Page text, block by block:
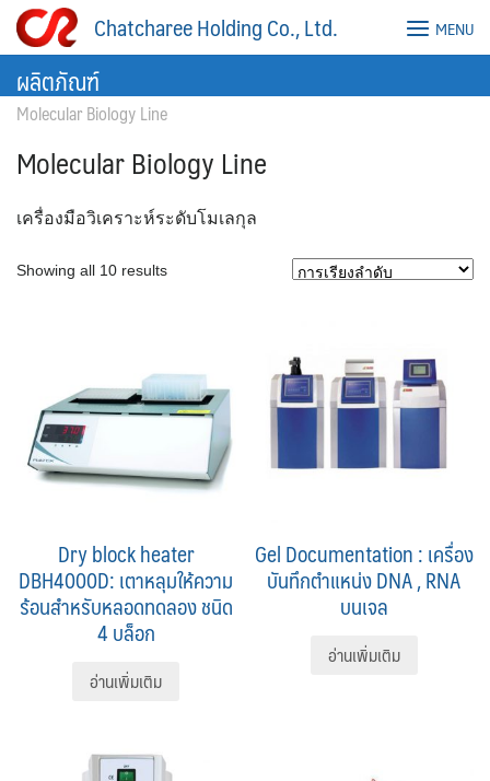
Skip
Chatcharee Holding Co., Ltd. MENU
ผลิตภัณฑ์
Molecular Biology Line
Molecular Biology Line
เครื่องมือวิเคราะห์ระดับโมเลกุล
Showing all 10 results
Dry block heater
DBH4000D: เตาหลุมให้ความ
ร้อนสำหรับหลอดทดลอง ชนิด
4 บล็อก
อ่านเพิ่มเติม
Gel Documentation : เครื่อง
บันทึกตำแหน่ง DNA , RNA
บนเจล
อ่านเพิ่มเติม